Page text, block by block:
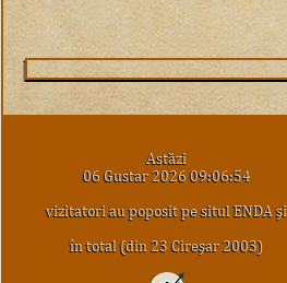
Astăzi
06 Gustar 2026 09:06:54
vizitatori au poposit pe situl ENDA şi
în total (din 23 Cireşar 2003)